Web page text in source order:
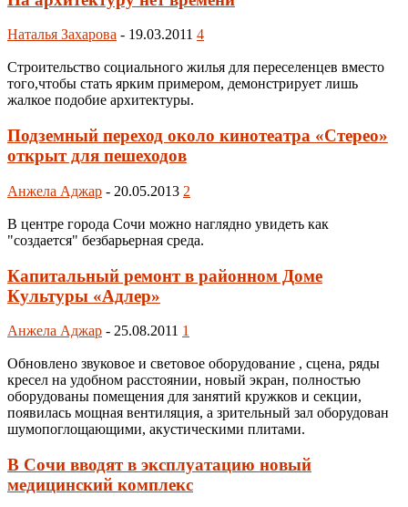
Наталья Захарова - 19.03.2011 4
Строительство социального жилья для переселенцев вместо
того,чтобы стать ярким примером, демонстрирует лишь
жалкое подобие архитектуры.
Подземный переход около кинотеатра «Стерео»
открыт для пешеходов
Анжела Аджар - 20.05.2013 2
В центре города Сочи можно наглядно увидеть как
"создается" безбарьерная среда.
Капитальный ремонт в районном Доме
Культуры «Адлер»
Анжела Аджар - 25.08.2011 1
Обновлено звуковое и световое оборудование , сцена, ряды
кресел на удобном расстоянии, новый экран, полностью
оборудованы помещения для занятий кружков и секции,
появилась мощная вентиляция, а зрительный зал оборудован
шумопоглощающими, акустическими плитами.
В Сочи вводят в эксплуатацию новый
медицинский комплекс